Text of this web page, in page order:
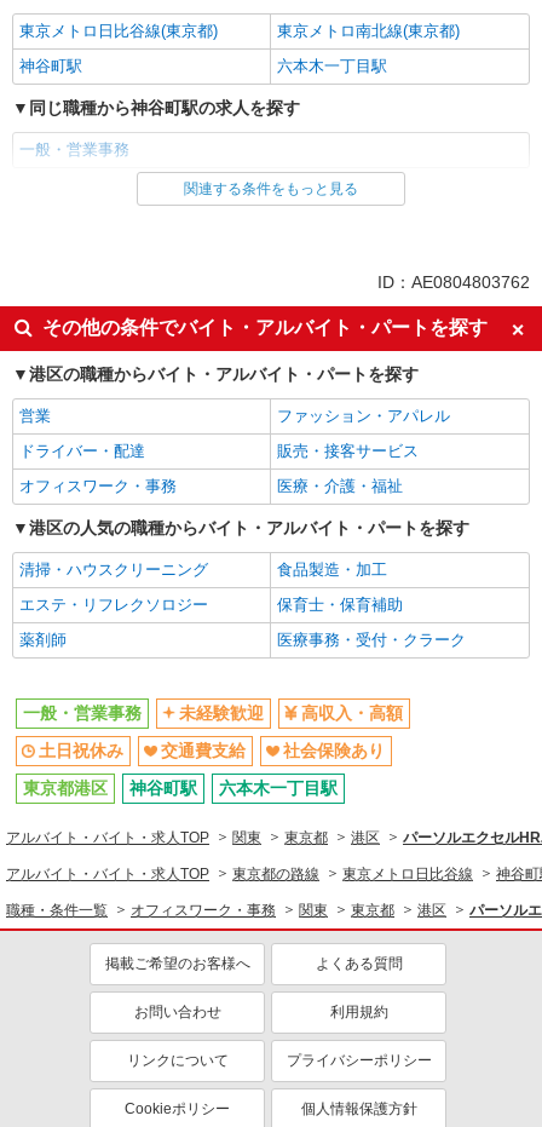
東京メトロ日比谷線(東京都)
東京メトロ南北線(東京都)
神谷町駅
六本木一丁目駅
同じ職種から神谷町駅の求人を探す
一般・営業事務
同じ雇用形態から神谷町駅の求人を探す
未経験歓迎
高収入・高額
土日祝休み
交通費支給
社会保険あり
同じ職種から求人を探す
オフィスワーク・事務
一般・営業事務
同じ特徴から求人を探す
未経験歓迎
土日祝休み
交通費支給
社会保険あり
関連する条件をもっと見る
ID：AE0804803762
その他の条件でバイト・アルバイト・パートを探す
港区の職種からバイト・アルバイト・パートを探す
営業
ファッション・アパレル
ドライバー・配達
販売・接客サービス
オフィスワーク・事務
医療・介護・福祉
港区の人気の職種からバイト・アルバイト・パートを探す
清掃・ハウスクリーニング
食品製造・加工
エステ・リフレクソロジー
保育士・保育補助
薬剤師
医療事務・受付・クラーク
一般・営業事務 未経験歓迎
高収入・高額
土日祝休み
交通費支給
社会保険あり
東京都港区
神谷町駅 六本木一丁目駅
アルバイト・バイト・求人TOP 関東 東京都 港区 パーソルエクセル
アルバイト・バイト・求人TOP 東京都の路線 東京メトロ日比谷線 神谷
職種・条件一覧 オフィスワーク・事務 関東 東京都 港区 パーソル
掲載ご希望のお客様へ よくある質問
お問い合わせ 利用規約
リンクについて プライバシーポリシー
Cookieポリシー 個人情報保護方針